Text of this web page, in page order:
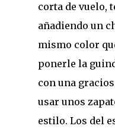
corta de vuelo,
añadiendo un
mismo color
ponerle la
con una
usar unos
estilo. Los del